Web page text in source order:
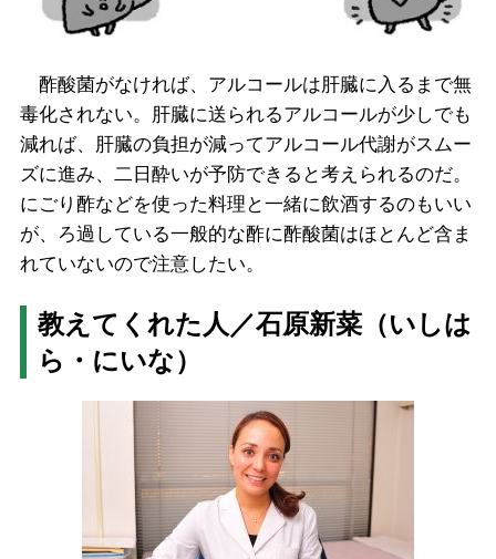
酢酸菌がなければ、アルコールは肝臓に入るまで無
毒化されない。肝臓に送られるアルコールが少しでも
減れば、肝臓の負担が減ってアルコール代謝がスムー
ズに進み、二日酔いが予防できると考えられるのだ。
にごり酢などを使った料理と一緒に飲酒するのもいい
が、ろ過している一般的な酢に酢酸菌はほとんど含ま
れていないので注意したい。
教えてくれた人／石原新菜（いしは
ら・にいな）